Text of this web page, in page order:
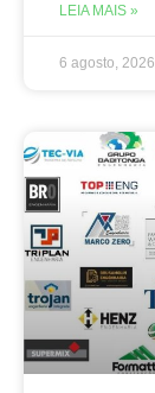
LEIA MAIS »
6 agosto, 2026